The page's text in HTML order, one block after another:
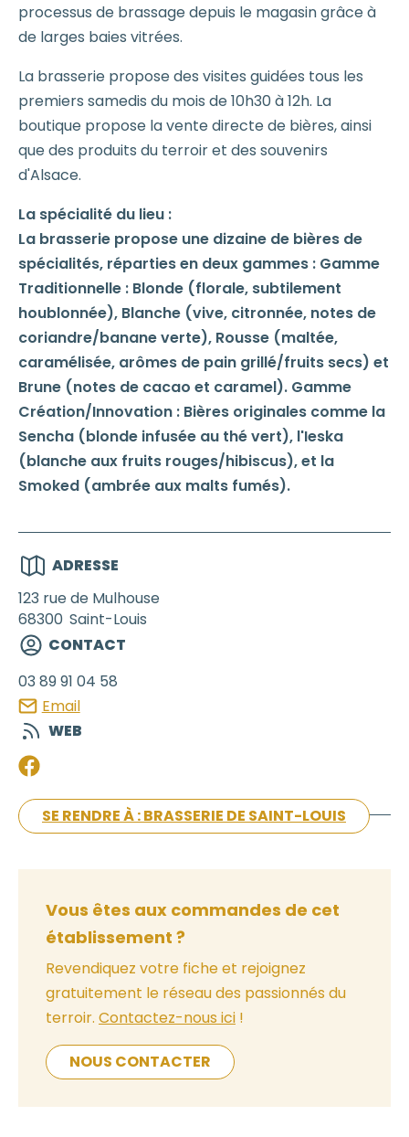
processus de brassage depuis le magasin grâce à
de larges baies vitrées.
La brasserie propose des visites guidées tous les
premiers samedis du mois de 10h30 à 12h. La
boutique propose la vente directe de bières, ainsi
que des produits du terroir et des souvenirs
d'Alsace.
La spécialité du lieu :
La brasserie propose une dizaine de bières de
spécialités, réparties en deux gammes : Gamme
Traditionnelle : Blonde (florale, subtilement
houblonnée), Blanche (vive, citronnée, notes de
coriandre/banane verte), Rousse (maltée,
caramélisée, arômes de pain grillé/fruits secs) et
Brune (notes de cacao et caramel). Gamme
Création/Innovation : Bières originales comme la
Sencha (blonde infusée au thé vert), l'Ieska
(blanche aux fruits rouges/hibiscus), et la
Smoked (ambrée aux malts fumés).
ADRESSE
123 rue de Mulhouse
68300 Saint-Louis
CONTACT
03 89 91 04 58
Email
WEB
SE RENDRE À : BRASSERIE DE SAINT-LOUIS
Vous êtes aux commandes de cet
établissement ?
Revendiquez votre fiche et rejoignez
gratuitement le réseau des passionnés du
terroir. Contactez-nous ici !
NOUS CONTACTER